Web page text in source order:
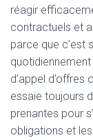
réagir
contractuels et
parce que c’est
d’appel d’offres
essaie toujours
prenantes pour
obligations et